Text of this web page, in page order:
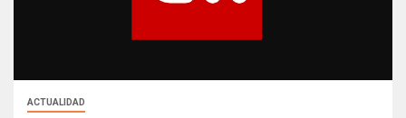
ACTUALIDAD